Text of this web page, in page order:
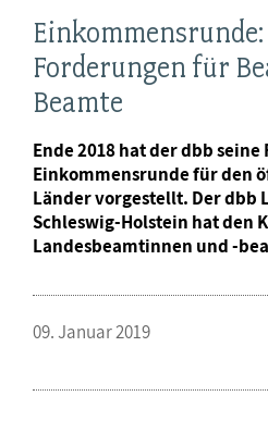
Forderungen für
Beamte
Ende 2018 hat der dbb
Einkommensrunde für den
Länder vorgestellt. Der dbb
Schleswig-Holstein hat den
Landesbeamtinnen und -
09. Januar 2019